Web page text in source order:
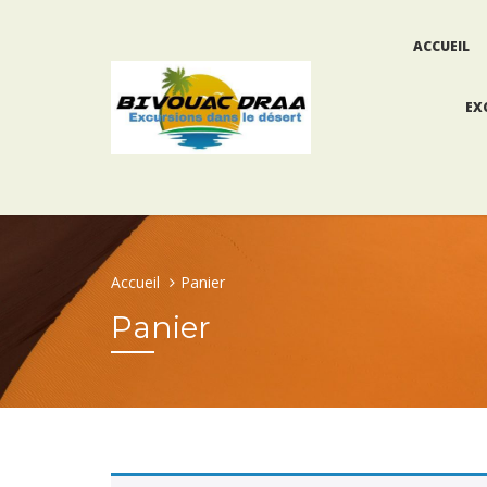
ACCUEIL
Accueil Panier
Panier